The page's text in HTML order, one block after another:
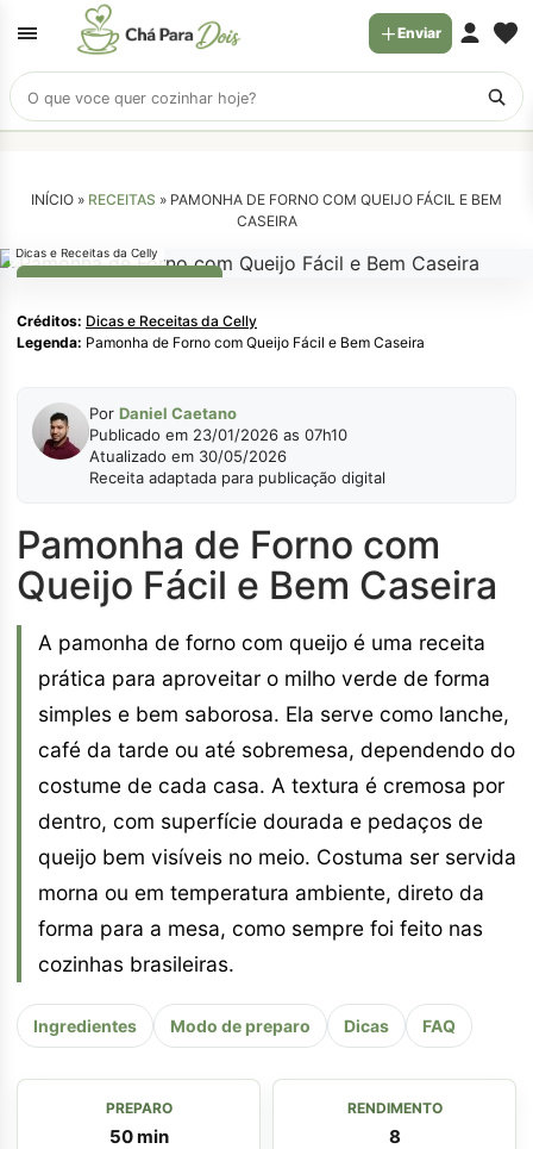
Buscar
receitas
Enviar
INÍCIO » RECEITAS » PAMONHA DE FORNO COM QUEIJO FÁCIL E BEM
CASEIRA
RECEITAS FESTA JUNINA
Dicas e Receitas da Celly
Créditos: Dicas e Receitas da Celly
Legenda: Pamonha de Forno com Queijo Fácil e Bem Caseira
Por Daniel Caetano
Publicado em 23/01/2026 as 07h10
Atualizado em 30/05/2026
Receita adaptada para publicação digital
Pamonha de Forno com
Queijo Fácil e Bem Caseira
A pamonha de forno com queijo é uma receita
prática para aproveitar o milho verde de forma
simples e bem saborosa. Ela serve como lanche,
café da tarde ou até sobremesa, dependendo do
costume de cada casa. A textura é cremosa por
dentro, com superfície dourada e pedaços de
queijo bem visíveis no meio. Costuma ser servida
morna ou em temperatura ambiente, direto da
forma para a mesa, como sempre foi feito nas
cozinhas brasileiras.
Ingredientes Modo de preparo Dicas FAQ
PREPARO
50 min
RENDIMENTO
8